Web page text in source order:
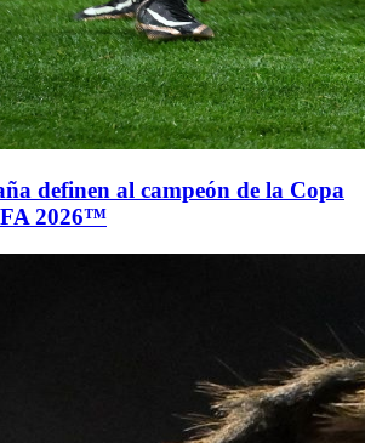
definen al campeón de la Copa
2026™